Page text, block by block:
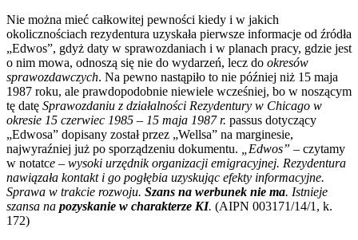
Nie można mieć całkowitej pewności kiedy i w jakich
okolicznościach rezydentura uzyskała pierwsze informacje od źródła
„Edwos”, gdyż daty w sprawozdaniach i w planach pracy, gdzie jest
o nim mowa, odnoszą się nie do wydarzeń, lecz do okresów
sprawozdawczych. Na pewno nastąpiło to nie później niż 15 maja
1987 roku, ale prawdopodobnie niewiele wcześniej, bo w noszącym
tę datę Sprawozdaniu z działalności Rezydentury w Chicago w
okresie 15 czerwiec 1985 – 15 maja 1987 r. passus dotyczący
„Edwosa” dopisany został przez „Wellsa” na marginesie,
najwyraźniej już po sporządzeniu dokumentu.
„Edwos” – czytamy
w notatce – wysoki urzędnik organizacji emigracyjnej. Rezydentura
nawiązała kontakt i go pogłębia uzyskując efekty informacyjne.
Sprawa w trakcie rozwoju. Szans na werbunek nie ma. Istnieje
szansa na pozyskanie w charakterze KI. (AIPN 003171/14/1, k.
172)